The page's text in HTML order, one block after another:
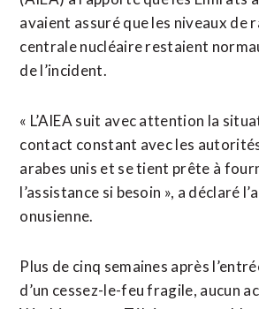
avaient assuré que les niveaux de
centrale nucléaire restaient
de l’incident.
« L’AIEA suit avec attention la
contact constant avec les
arabes unis et se tient prête à
l’assistance si besoin », a déclaré
onusienne.
Plus de cinq semaines après
d’un cessez-le-feu fragile, aucun